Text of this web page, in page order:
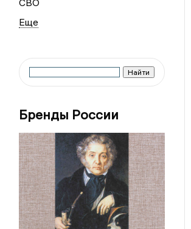
СВО
Бренды России